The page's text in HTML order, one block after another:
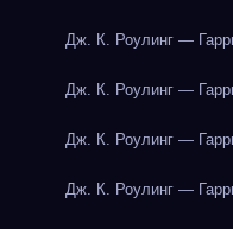
Дж. К. Роулинг —
Дж. К. Роулинг —
Дж. К. Роулинг —
Дж. К. Роулинг —